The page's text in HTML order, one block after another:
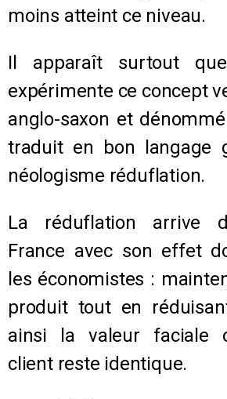
moins atteint ce niveau.
Il apparaît surtout
expérimente ce concept
anglo-saxon et dénommé
traduit en bon langage
néologisme réduflation.
La réduflation arrive
France avec son effet
les économistes :
produit tout en
ainsi la valeur faciale
client reste identique.